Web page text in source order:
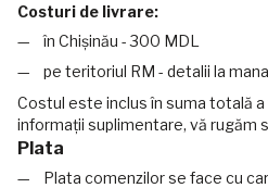
Costuri de livrare:
în Chișinău - 300 MDL
pe teritoriul RM - detalii la
Costul este inclus în suma totală
informații suplimentare, vă rugăm
Plata
Plata comenzilor se face cu